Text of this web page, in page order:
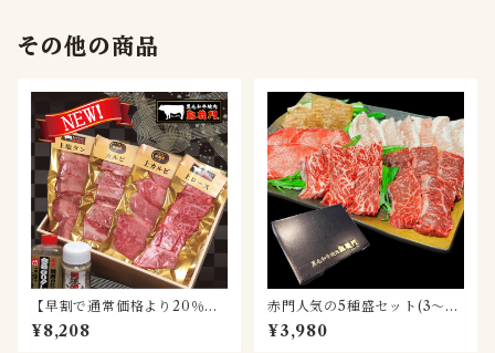
その他の商品
【早割で通常価格より20％お
得！】凱旋門和牛&上塩タンセ
ット(3～4名様用)
¥8,208
赤門人気の5種盛セット(3～4
名様用)
¥3,980